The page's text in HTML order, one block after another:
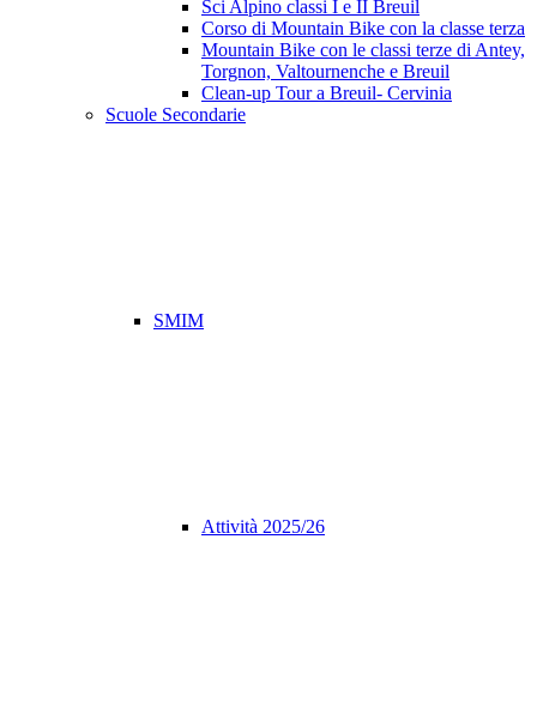
Sci Alpino classi I e II Breuil
Corso di Mountain Bike con la classe terza
Mountain Bike con le classi terze di Antey,
Torgnon, Valtournenche e Breuil
Clean-up Tour a Breuil- Cervinia
Scuole Secondarie
SMIM
Attività 2025/26